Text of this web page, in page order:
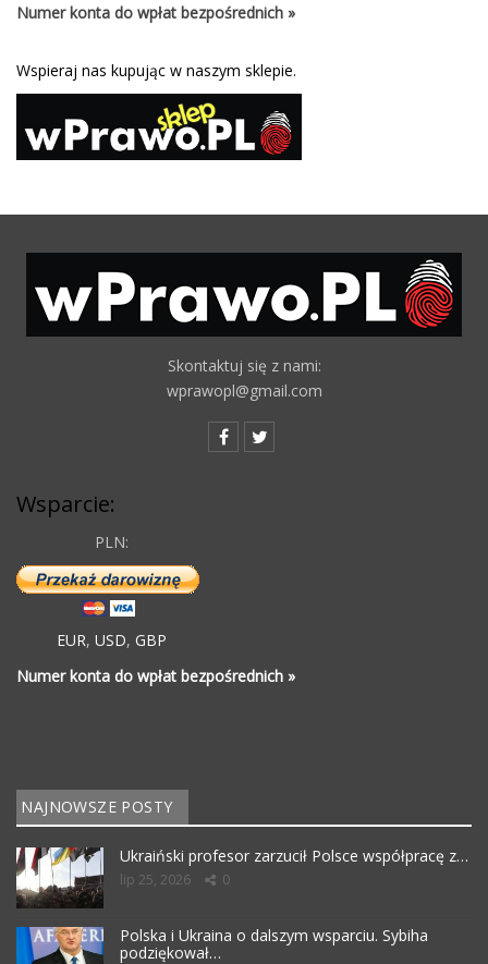
Numer konta do wpłat bezpośrednich »
Wspieraj nas kupując w naszym sklepie.
Skontaktuj się z nami:
wprawopl@gmail.com
Wsparcie:
PLN:
EUR, USD, GBP
Numer konta do wpłat bezpośrednich »
NAJNOWSZE POSTY
Ukraiński profesor zarzucił Polsce współpracę z…
lip 25, 2026 0
Polska i Ukraina o dalszym wsparciu. Sybiha
podziękował…